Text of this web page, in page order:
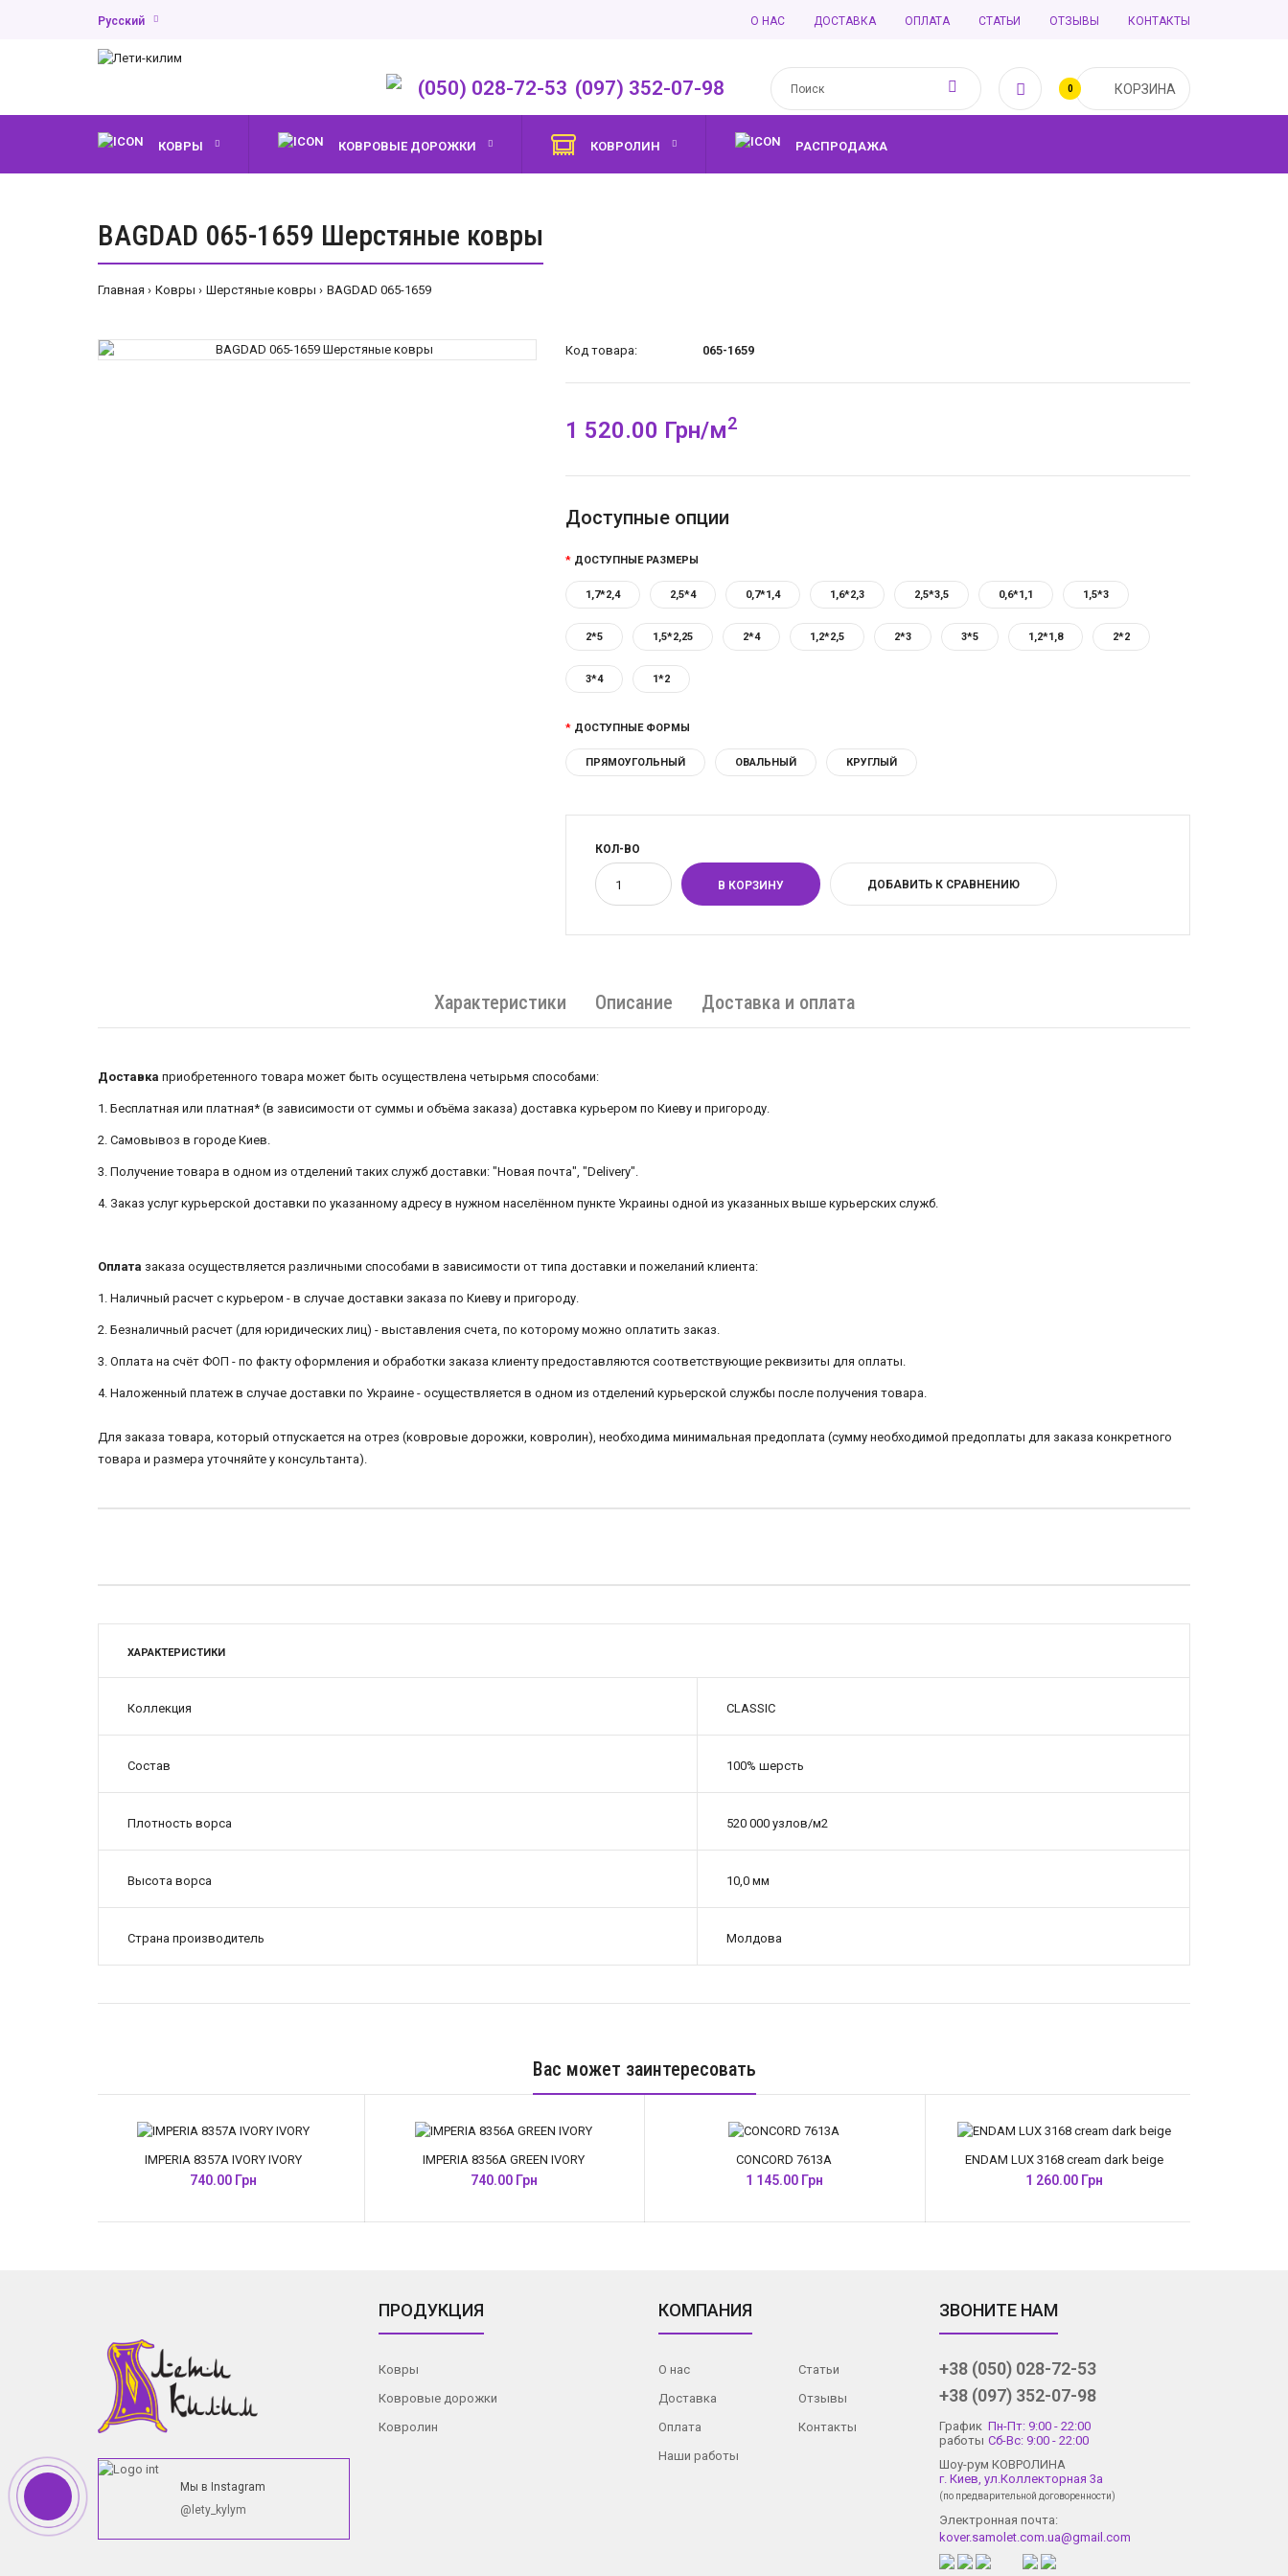
О НАС ДОСТАВКА ОПЛАТА СТАТЬИ ОТЗЫВЫ КОНТАКТЫ
Русский
(050) 028-72-53 (097) 352-07-98 0 КОРЗИНА
КОВРЫ КОВРОВЫЕ ДОРОЖКИ КОВРОЛИН РАСПРОДАЖА
BAGDAD 065-1659 Шерстяные ковры
Главная Ковры Шерстяные ковры BAGDAD 065-1659
Код товара: 065-1659
1 520.00 Грн/м2
Доступные опции
ДОСТУПНЫЕ РАЗМЕРЫ
1,7*2,4 2,5*4 0,7*1,4 1,6*2,3 2,5*3,5 0,6*1,1 1,5*3
2*5 1,5*2,25 2*4 1,2*2,5 2*3 3*5 1,2*1,8 2*2
3*4 1*2
ДОСТУПНЫЕ ФОРМЫ
ПРЯМОУГОЛЬНЫЙ ОВАЛЬНЫЙ КРУГЛЫЙ
КОЛ-ВО
ДОБАВИТЬ К СРАВНЕНИЮ
Характеристики Описание Доставка и оплата
Доставка приобретенного товара может быть осуществлена ​​четырьмя способами:
1. Бесплатная или платная* (в зависимости от суммы и объёма заказа) доставка курьером по Киеву и пригороду.
2. Самовывоз в городе Киев.
3. Получение товара в одном из отделений таких служб доставки: "Новая почта", "Delivery".
4. Заказ услуг курьерской доставки по указанному адресу в нужном населённом пункте Украины одной из указанных выше курьерских служб.
Оплата заказа осуществляется различными способами в зависимости от типа доставки и пожеланий клиента:
1. Наличный расчет с курьером - в случае доставки заказа по Киеву и пригороду.
2. Безналичный расчет (для юридических лиц) - выставления счета, по которому можно оплатить заказ.
3. Оплата на счёт ФОП - по факту оформления и обработки заказа клиенту предоставляются соответствующие реквизиты для оплаты.
4. Наложенный платеж в случае доставки по Украине - осуществляется в одном из отделений курьерской службы после получения товара.
Для заказа товара, который отпускается на отрез (ковровые дорожки, ковролин), необходима минимальная предоплата (сумму необходимой предоплаты для заказа конкретного
товара и размера уточняйте у консультанта).
ХАРАКТЕРИСТИКИ
Коллекция CLASSIC
Состав 100% шерсть
Плотность ворса 520 000 узлов/м2
Высота ворса 10,0 мм
Страна производитель Молдова
Вас может заинтересовать
IMPERIA 8357A IVORY IVORY
740.00 Грн
IMPERIA 8356A GREEN IVORY
740.00 Грн
CONCORD 7613A
1 145.00 Грн
ENDAM LUX 3168 cream dark beige
1 260.00 Грн
Мы в Instagram
@lety_kylym
ПРОДУКЦИЯ
Ковры
Ковровые дорожки
Ковролин
КОМПАНИЯ
О нас
Доставка
Оплата
Наши работы
Статьи
Отзывы
Контакты
ЗВОНИТЕ НАМ
+38 (050) 028-72-53
+38 (097) 352-07-98
График
работы
Пн-Пт: 9:00 - 22:00
Сб-Вс: 9:00 - 22:00
Шоу-рум КОВРОЛИНА
г. Киев, ул.Коллекторная 3а
(по предварительной договоренности)
Электронная почта:
kover.samolet.com.ua@gmail.com